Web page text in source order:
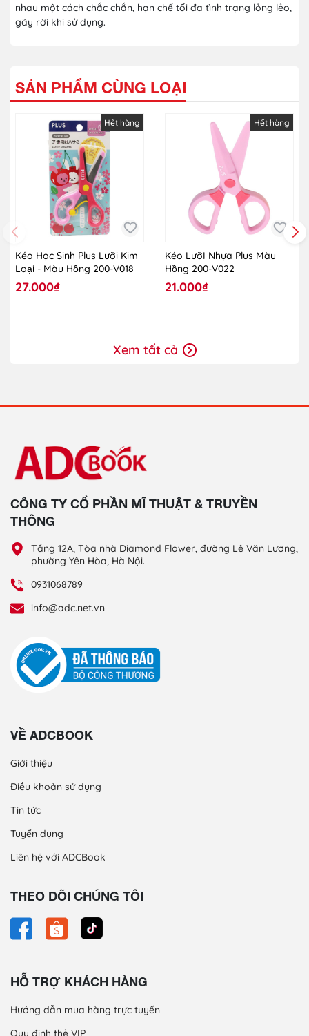
nhau một cách chắc chắn, hạn chế tối đa tình trạng lỏng lẻo,
gãy rời khi sử dụng.
SẢN PHẨM CÙNG LOẠI
Hết hàng
Kéo Học Sinh Plus Lưỡi Kim
Loại - Màu Hồng 200-V018
27.000₫
Hết hàng
Kéo LưỡI Nhựa Plus Màu
Hồng 200-V022
21.000₫
Xem tất cả
CÔNG TY CỔ PHẦN MĨ THUẬT & TRUYỀN
THÔNG
Tầng 12A, Tòa nhà Diamond Flower, đường Lê Văn Lương,
phường Yên Hòa, Hà Nội.
0931068789
info@adc.net.vn
VỀ ADCBOOK
Giới thiệu
Điều khoản sử dụng
Tin tức
Tuyển dụng
Liên hệ với ADCBook
THEO DÕI CHÚNG TÔI
HỖ TRỢ KHÁCH HÀNG
Hướng dẫn mua hàng trực tuyến
Quy định thẻ VIP